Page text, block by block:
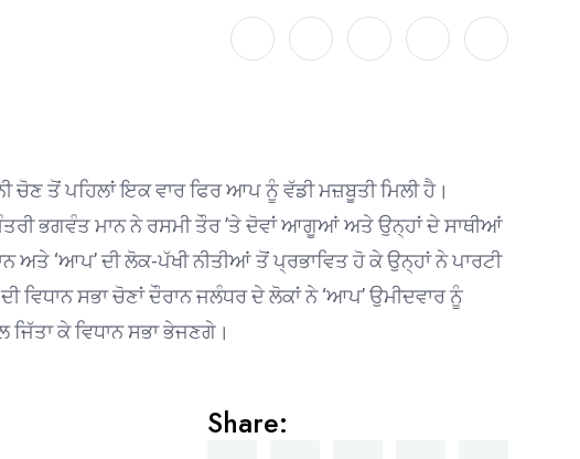
ਚੋਣ ਤੋਂ ਪਹਿਲਾਂ ਇਕ ਵਾਰ ਫਿਰ ਆਪ ਨੂੰ ਵੱਡੀ ਮਜ਼ਬੂਤੀ ਮਿਲੀ ਹੈ।
ਭਗਵੰਤ ਮਾਨ ਨੇ ਰਸਮੀ ਤੌਰ ’ਤੇ ਦੋਵਾਂ ਆਗੂਆਂ ਅਤੇ ਉਨ੍ਹਾਂ ਦੇ ਸਾਥੀਆਂ
‘ਆਪ’ ਦੀ ਲੋਕ-ਪੱਖੀ ਨੀਤੀਆਂ ਤੋਂ ਪ੍ਰਭਾਵਿਤ ਹੋ ਕੇ ਉਨ੍ਹਾਂ ਨੇ ਪਾਰਟੀ
ਵਿਧਾਨ ਸਭਾ ਚੋਣਾਂ ਦੌਰਾਨ ਜਲੰਧਰ ਦੇ ਲੋਕਾਂ ਨੇ ‘ਆਪ’ ਉਮੀਦਵਾਰ ਨੂੰ
ਕੇ ਵਿਧਾਨ ਸਭਾ ਭੇਜਣਗੇ।
Share: